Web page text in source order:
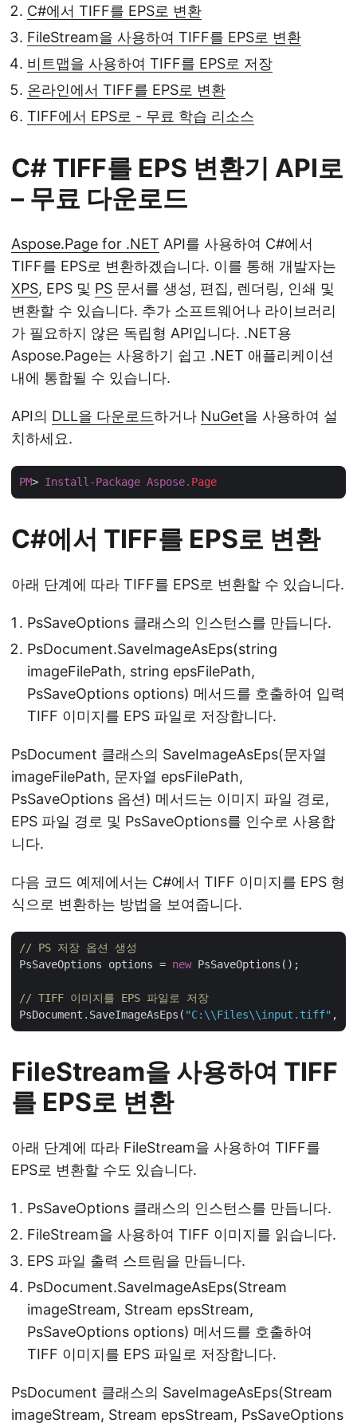
C#에서 TIFF를 EPS로 변환
FileStream을 사용하여 TIFF를 EPS로 변환
비트맵을 사용하여 TIFF를 EPS로 저장
온라인에서 TIFF를 EPS로 변환
TIFF에서 EPS로 - 무료 학습 리소스
C# TIFF를 EPS 변환기 API로
– 무료 다운로드
Aspose.Page for .NET API를 사용하여 C#에서
TIFF를 EPS로 변환하겠습니다. 이를 통해 개발자는
XPS, EPS 및 PS 문서를 생성, 편집, 렌더링, 인쇄 및
변환할 수 있습니다. 추가 소프트웨어나 라이브러리
가 필요하지 않은 독립형 API입니다. .NET용
Aspose.Page는 사용하기 쉽고 .NET 애플리케이션
내에 통합될 수 있습니다.
API의 DLL을 다운로드하거나 NuGet을 사용하여 설
치하세요.
PM> Install-Package Aspose.Page
C#에서 TIFF를 EPS로 변환
아래 단계에 따라 TIFF를 EPS로 변환할 수 있습니다.
PsSaveOptions 클래스의 인스턴스를 만듭니다.
PsDocument.SaveImageAsEps(string
imageFilePath, string epsFilePath,
PsSaveOptions options) 메서드를 호출하여 입력
TIFF 이미지를 EPS 파일로 저장합니다.
PsDocument 클래스의 SaveImageAsEps(문자열
imageFilePath, 문자열 epsFilePath,
PsSaveOptions 옵션) 메서드는 이미지 파일 경로,
EPS 파일 경로 및 PsSaveOptions를 인수로 사용합
니다.
다음 코드 예제에서는 C#에서 TIFF 이미지를 EPS 형
식으로 변환하는 방법을 보여줍니다.
// PS 저장 옵션 생성
PsSaveOptions options = new PsSaveOptions();
// TIFF 이미지를 EPS 파일로 저장
PsDocument.SaveImageAsEps( "C:\\Files\\input.tiff" ,
FileStream을 사용하여 TIFF
를 EPS로 변환
아래 단계에 따라 FileStream을 사용하여 TIFF를
EPS로 변환할 수도 있습니다.
PsSaveOptions 클래스의 인스턴스를 만듭니다.
FileStream을 사용하여 TIFF 이미지를 읽습니다.
EPS 파일 출력 스트림을 만듭니다.
PsDocument.SaveImageAsEps(Stream
imageStream, Stream epsStream,
PsSaveOptions options) 메서드를 호출하여
TIFF 이미지를 EPS 파일로 저장합니다.
PsDocument 클래스의 SaveImageAsEps(Stream
imageStream, Stream epsStream, PsSaveOptions